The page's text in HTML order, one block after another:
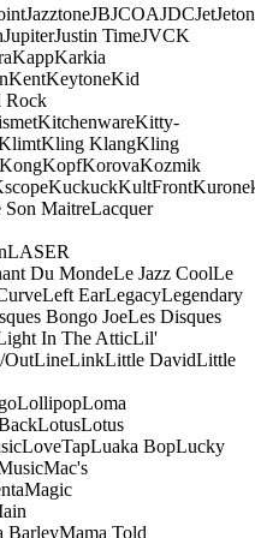
JazztoneJBJCOAJDCJetJeton
JupiterJustin TimeJVCK
KappKarkia
KentKeytoneKid
KitchenwareKitty-
Kling KlangKling
KongKopfKorovaKozmik
KuckuckKultFront
MaitreLacquer
LASER
Du MondeLe Jazz CoolLe
Left EarLegacyLegendary
Bongo JoeLes Disques
In The AtticLil'
OutLineLinkLittle DavidLittle
LollipopLoma
LotusLotus
LoveTapLuaka BopLucky
Mac's
Magic
BarleyMama Told